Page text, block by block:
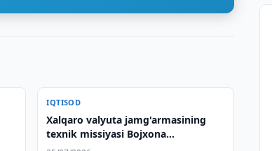
IQTISOD
Xalqaro valyuta jamg'armasining
texnik missiyasi Bojxona
qo'mitasida ish boshladi